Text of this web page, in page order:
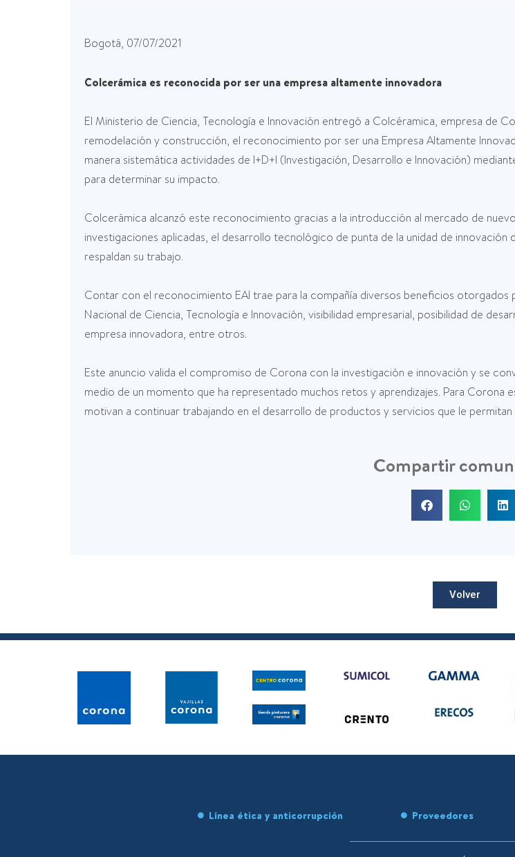
Bogotá, 07/07/2021
Colcerámica es reconocida por ser una empresa altamente innovadora
El Ministerio de Ciencia, Tecnología e Innovación entregó a Colcéramica, empresa de
remodelación y construcción, el reconocimiento por ser una Empresa Altamente
manera sistemática actividades de I+D+I (Investigación, Desarrollo e Innovación)
para determinar su impacto.
Colcerámica alcanzó este reconocimiento gracias a la introducción al mercado de
investigaciones aplicadas, el desarrollo tecnológico de punta de la unidad de
respaldan su trabajo.
Contar con el reconocimiento EAI trae para la compañía diversos beneficios
Nacional de Ciencia, Tecnología e Innovación, visibilidad empresarial, posibilidad de
empresa innovadora, entre otros.
Este anuncio valida el compromiso de Corona con la investigación e innovación y se
medio de un momento que ha representado muchos retos y aprendizajes. Para
motivan a continuar trabajando en el desarrollo de productos y servicios que le
Compartir
Volver
Línea ética y anticorrupción Proveedores